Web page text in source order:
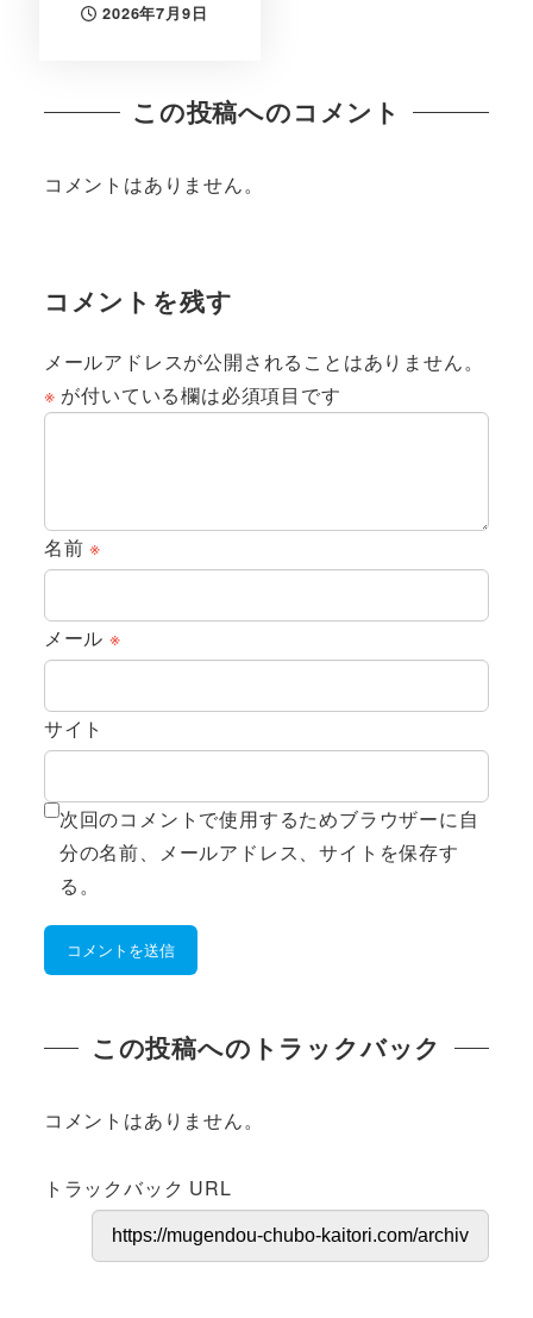
投稿日
2026年7月9日
この投稿へのコメント
コメントはありません。
コメントを残す
メールアドレスが公開されることはありません。
※ が付いている欄は必須項目です
名前※
メール ※
サイト
次回のコメントで使用するためブラウザーに自
分の名前、メールアドレス、サイトを保存す
る。
この投稿へのトラックバック
コメントはありません。
トラックバック URL